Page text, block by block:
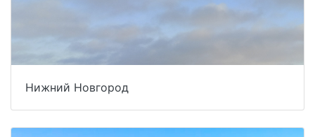
Нижний Новгород